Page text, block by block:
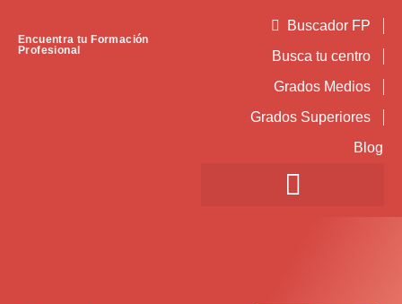
Encuentra tu Formación
Profesional
Buscador FP
Busca tu centro
Grados Medios
Grados Superiores
Blog